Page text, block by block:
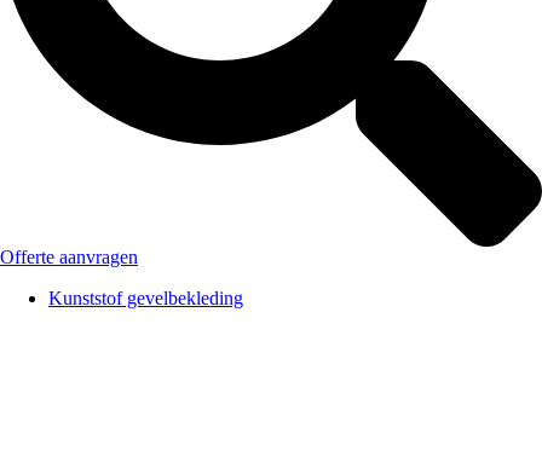
Offerte aanvragen
Kunststof gevelbekleding